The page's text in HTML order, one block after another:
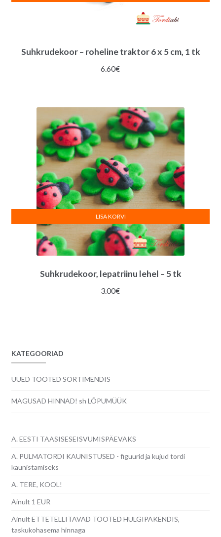
Suhkrudekoor – roheline traktor 6 x 5 cm, 1 tk
6.60€
Suhkrudekoor, lepatriinu lehel – 5 tk
3.00€
LISA KORVI
KATEGOORIAD
UUED TOOTED SORTIMENDIS
MAGUSAD HINNAD! sh LÕPUMÜÜK
A. EESTI TAASISESEISVUMISPÄEVAKS
A. PULMATORDI KAUNISTUSED - figuurid ja kujud tordi
kaunistamiseks
A. TERE, KOOL!
Ainult 1 EUR
Ainult ETTETELLITAVAD TOOTED HULGIPAKENDIS,
taskukohasema hinnaga